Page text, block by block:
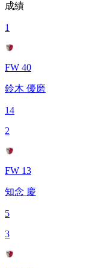
成績
1
FW 40
鈴木 優磨
14
2
FW 13
知念 慶
5
3